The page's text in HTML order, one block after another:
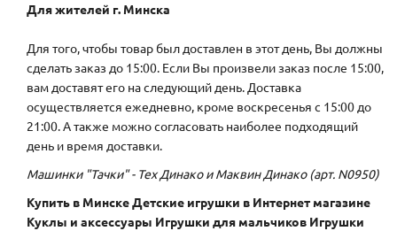
Для жителей г. Минска
Для того, чтобы товар был доставлен в этот день, Вы должны
сделать заказ до 15:00. Если Вы произвели заказ после 15:00,
вам доставят его на следующий день. Доставка
осуществляется ежедневно, кроме воскресенья с 15:00 до
21:00. А также можно согласовать наиболее подходящий
день и время доставки.
Машинки "Тачки" - Тех Динако и Маквин Динако (арт. N0950)
Купить в Минске Детские игрушки в Интернет магазине
Куклы и аксессуары Игрушки для мальчиков Игрушки